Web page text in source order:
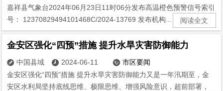
嘉祥县气象台2024年06月23日11时06分发布高温橙色预警信号索引
号： 12370829494101468C/2024-13769 发布机构...
阅读全文
金安区强化“四预”措施 提升水旱灾害防御能力
 中国县域  2024-06-11  市区要闻
金安区强化“四预”措施 提升水旱灾害防御能力又是一年汛期至，金
安区水利局坚持底线思维、极限思维、增强风险意识，超前部署，